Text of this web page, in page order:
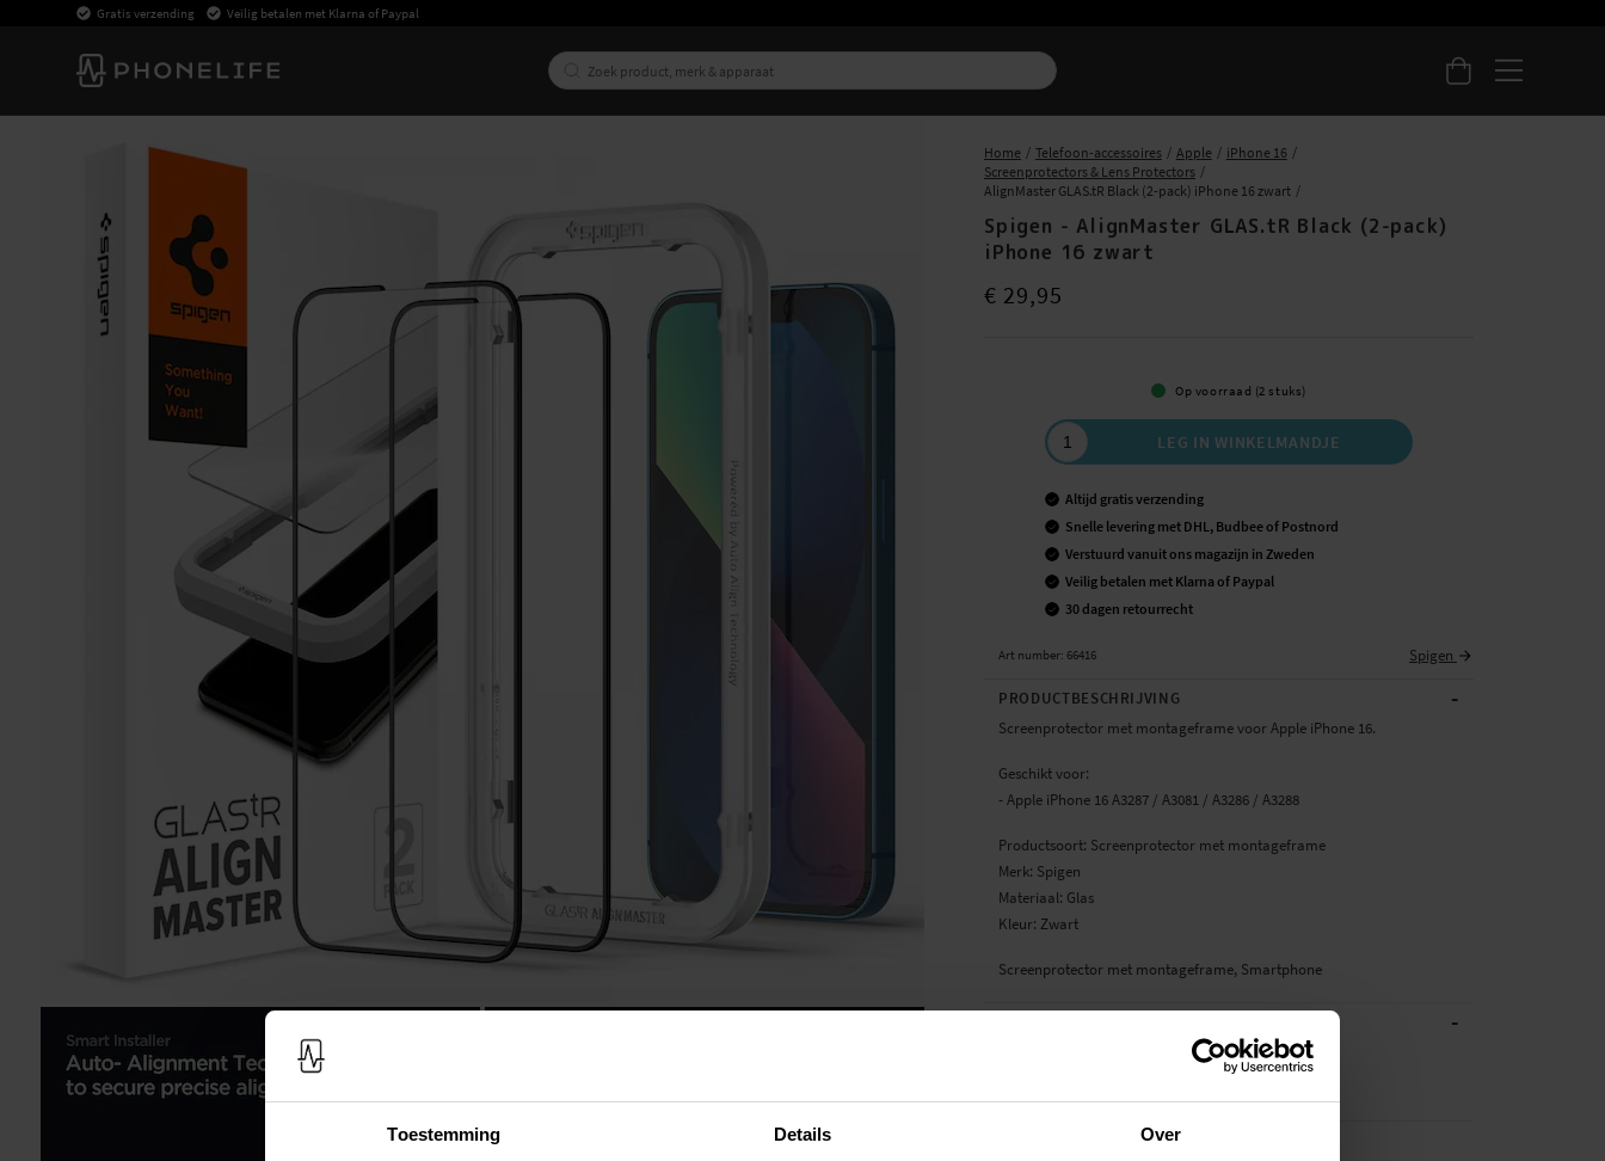
Toestemming Details Over
Gratis verzending Veilig betalen met Klarna of Paypal
Home Telefoon-accessoires Apple
iPhone 16
Screenprotectors & Lens Protectors
AlignMaster GLAS.tR Black (2-pack) iPhone 16 zwart
Spigen - AlignMaster GLAS.tR Black (2-pack)
iPhone 16 zwart
Prijs:€ 29,95
€ 29,95
Op voorraad (2 stuks)
LEG IN WINKELMANDJE
Altijd gratis verzending
Snelle levering met DHL, Budbee of Postnord
Verstuurd vanuit ons magazijn in Zweden
Veilig betalen met Klarna of Paypal
30 dagen retourrecht
Art number: 66416 Spigen
PRODUCTBESCHRIJVING -
Screenprotector met montageframe voor Apple iPhone 16.
Geschikt voor:
- Apple iPhone 16 A3287 / A3081 / A3286 / A3288
Productsoort: Screenprotector met montageframe
Merk: Spigen
Materiaal: Glas
Kleur: Zwart
Screenprotector met montageframe, Smartphone
-
Zwart
Materiaal
Glas